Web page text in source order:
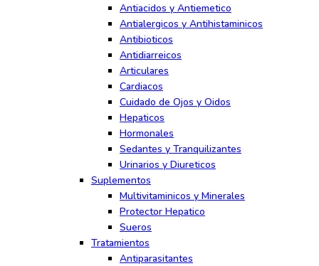
Antiacidos y Antiemetico
Antialergicos y Antihistaminicos
Antibioticos
Antidiarreicos
Articulares
Cardiacos
Cuidado de Ojos y Oidos
Hepaticos
Hormonales
Sedantes y Tranquilizantes
Urinarios y Diureticos
Suplementos
Multivitaminicos y Minerales
Protector Hepatico
Sueros
Tratamientos
Antiparasitantes